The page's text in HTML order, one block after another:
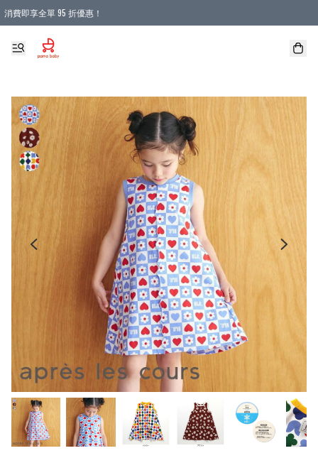
消費即享全單 95 折優惠！
購物滿 HKD 900.00即享免運費優惠！（適用於 本地送貨、本地取貨 )